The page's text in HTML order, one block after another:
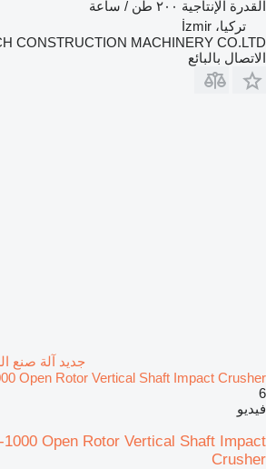
القدرة الإنتاجية ٢٠٠ طن / ساعة
تركيا، İzmir
CONSTRUCTION MACHINERY CO.LTD.
الاتصال بالبائع
Open Rotor Vertical Shaft Impact Crusher
6
فيديو
Open Rotor Vertical Shaft Impact
Crusher